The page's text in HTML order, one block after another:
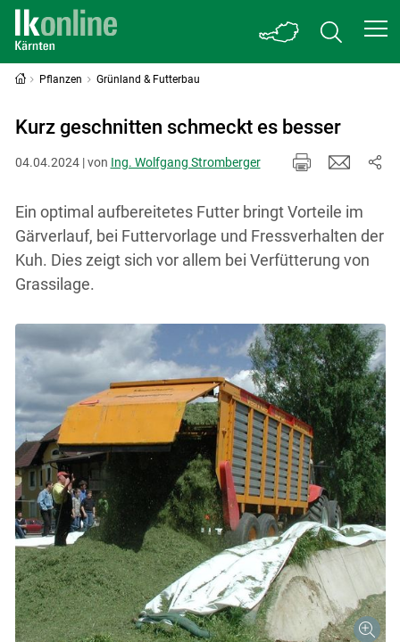
Pflanzen Grünland & Futterbau
Kurz geschnitten schmeckt es besser
04.04.2024 | von Ing. Wolfgang Stromberger
Ein optimal aufbereitetes Futter bringt Vorteile im
Gärverlauf, bei Futtervorlage und Fressverhalten der
Kuh. Dies zeigt sich vor allem bei Verfütterung von
Grassilage.